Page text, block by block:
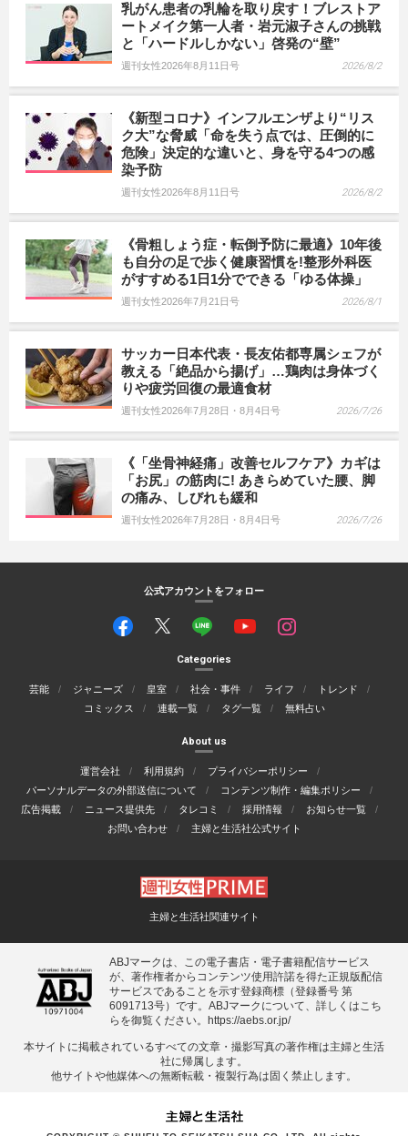
乳がん患者の乳輪を取り戻す！ブレストア
ートメイク第一人者・岩元淑子さんの挑戦
と「ハードルしかない」啓発の“壁”
週刊女性2026年8月11日号 2026/8/2
《新型コロナ》インフルエンザより“リス
ク大”な脅威「命を失う点では、圧倒的に
危険」決定的な違いと、身を守る4つの感
染予防
週刊女性2026年8月11日号 2026/8/2
《骨粗しょう症・転倒予防に最適》10年後
も自分の足で歩く健康習慣を!整形外科医
がすすめる1日1分でできる「ゆる体操」
週刊女性2026年7月21日号 2026/8/1
サッカー日本代表・長友佑都専属シェフが
教える「絶品から揚げ」…鶏肉は身体づく
りや疲労回復の最適食材
週刊女性2026年7月28日・8月4日号 2026/7/26
《「坐骨神経痛」改善セルフケア》カギは
「お尻」の筋肉に! あきらめていた腰、脚
の痛み、しびれも緩和
週刊女性2026年7月28日・8月4日号 2026/7/26
公式アカウントをフォロー
Categories
芸能 ジャニーズ 皇室 社会・事件 ライフ
トレンド
コミックス
連載一覧 タグ一覧 無料占い
About us
運営会社 利用規約
プライバシーポリシー
パーソナルデータの外部送信について
コンテンツ制作・編集ポリシー
広告掲載
ニュース提供先 タレコミ 採用情報
お知らせ一覧
お問い合わせ
主婦と生活社公式サイト
主婦と生活社関連サイト
ABJマークは、この電子書店・電子書籍配信サービス
が、著作権者からコンテンツ使用許諾を得た正規版配信
サービスであることを示す登録商標（登録番号 第
6091713号）です。ABJマークについて、詳しくはこち
らを御覧ください。
https://aebs.or.jp/
本サイトに掲載されているすべての⽂章・撮影写真の著作権は主婦と⽣活
社に帰属します。
他サイトや他媒体への無断転載・複製⾏為は固く禁⽌します。